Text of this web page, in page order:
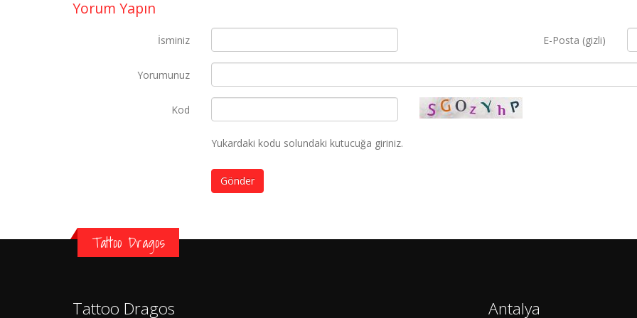
Yorum Yapın
İsminiz E-Posta (gizli)
Yorumunuz
Kod
Yukardaki kodu solundaki kutucuğa giriniz.
Gönder
Tattoo Dragos
Tattoo Dragos Antalya